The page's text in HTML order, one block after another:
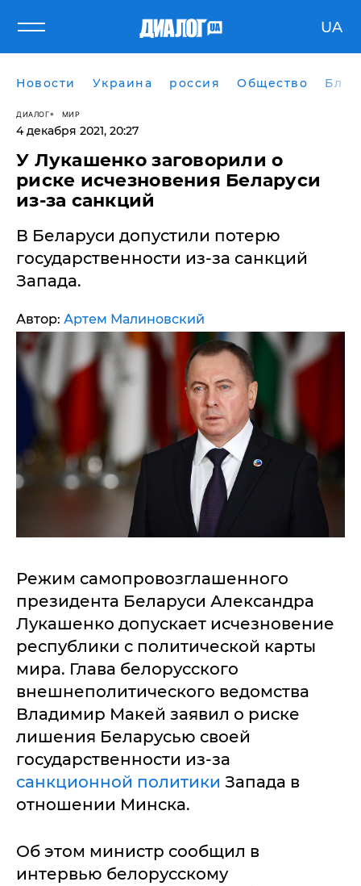
UA
Новости Украина россия Общество
ДИАЛОГ МИР
4 декабря 2021, 20:27
У Лукашенко заговорили о
риске исчезновения Беларуси
из-за санкций
В Беларуси допустили потерю
государственности из-за санкций
Запада.
Автор: Артем Малиновский
Режим самопровозглашенного
президента Беларуси Александра
Лукашенко допускает исчезновение
республики с политической карты
мира. Глава белорусского
внешнеполитического ведомства
Владимир Макей заявил о риске
лишения Беларусью своей
государственности из-за
санкционной политики Запада в
отношении Минска.
Об этом министр сообщил в
интервью белорусскому